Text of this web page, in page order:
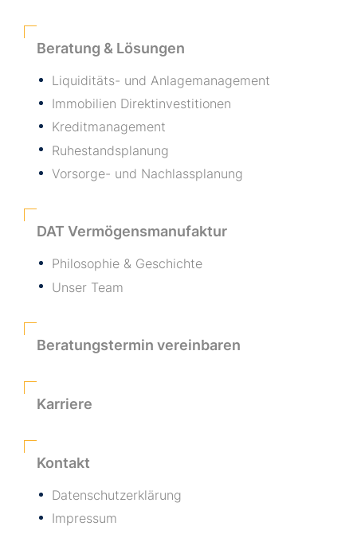
Beratung & Lösungen
Liquiditäts- und Anlagemanagement
Immobilien Direktinvestitionen
Kreditmanagement
Ruhestandsplanung
Vorsorge- und Nachlassplanung
DAT Vermögensmanufaktur
Philosophie & Geschichte
Unser Team
Beratungstermin vereinbaren
Karriere
Kontakt
Datenschutzerklärung
Impressum